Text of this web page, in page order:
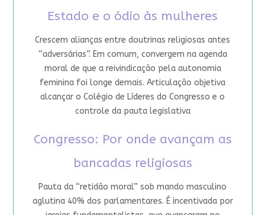
Estado e o ódio às mulheres
Crescem alianças entre doutrinas religiosas antes
“adversárias”. Em comum, convergem na agenda
moral de que a reivindicação pela autonomia
feminina foi longe demais. Articulação objetiva
alcançar o Colégio de Líderes do Congresso e o
controle da pauta legislativa
Congresso: Por onde avançam as
bancadas religiosas
Pauta da “retidão moral” sob mando masculino
aglutina 40% dos parlamentares. É incentivada por